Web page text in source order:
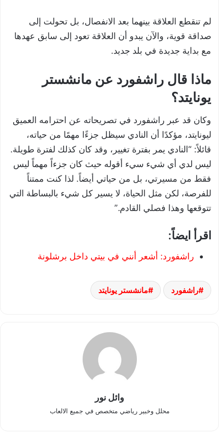
لم تنقطع العلاقة بينهما بعد الانفصال، بل تحولت إلى
صداقة قوية، والآن يبدو أن العلاقة تعود إلى سابق عهدها
مع بداية جديدة في بلد جديد.
ماذا قال راشفورد عن مانشستر
يونايتد؟
وكان قد عبر راشفورد في تصريحاته عن احترامه العميق
ليونايتد، مؤكدًا أن النادي سيظل جزءًا مهمًا من حياته،
قائلاً: “النادي يمر بفترة تغيير، وقد كان كذلك لفترة طويلة.
ليس لدي أي شيء سيء أقوله حيث كان جزءاً مهماً ليس
فقط من مسيرتي، بل من حياتي أيضاً. لذا كنت ممتناً
للفرصة، لكن مثل الحياة، لا يسير كل شيء بالبساطة التي
تتوقعها وهذا فصلي القادم.”
اقرأ ايضاً:
راشفورد: أشعر أنني في بيتي داخل برشلونة
راشفورد مانشستر يونايتد
وائل نور
محلل وخبير رياضي متخصص في جميع الالعاب